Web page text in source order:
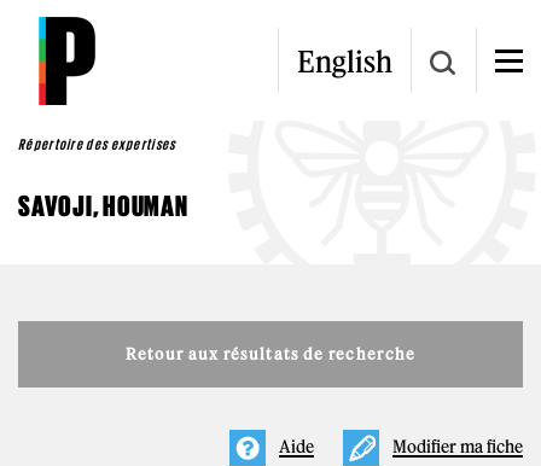
Aller au contenu principal
English
Répertoire des expertises
SAVOJI, HOUMAN
Retour aux résultats de recherche
Modifier ma fiche
Aide